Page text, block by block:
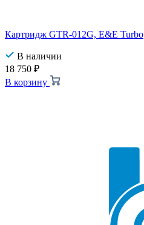
Картридж GTR-012G, E&E Turbo
В наличии
18 750 ₽
В корзину